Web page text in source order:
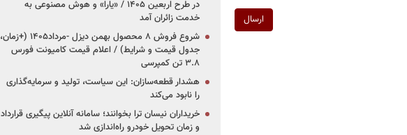
ارسال
در طرح اربعین ۱۴۰۵ / «یارا» و هوش مصنوعی به
خدمت زائران آمد
شروع فروش ۸ محصول بهمن دیزل -مرداد۱۴۰۵ (+زمان،
جدول قیمت و شرایط) / اعلام قیمت کامیونت فورس
۳.۸ تن کمپرسی
هشدار قطعه‌سازان: این سیاست، تولید و سرمایه‌گذاری
را نابود می‌کند
خریداران نیسان ترا بخوانند؛ سامانه آنلاین پیگیری قرارداد
و زمان تحویل خودرو راه‌اندازی شد